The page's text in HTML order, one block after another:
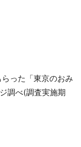
った「東京のおみ
調べ(調査実施期